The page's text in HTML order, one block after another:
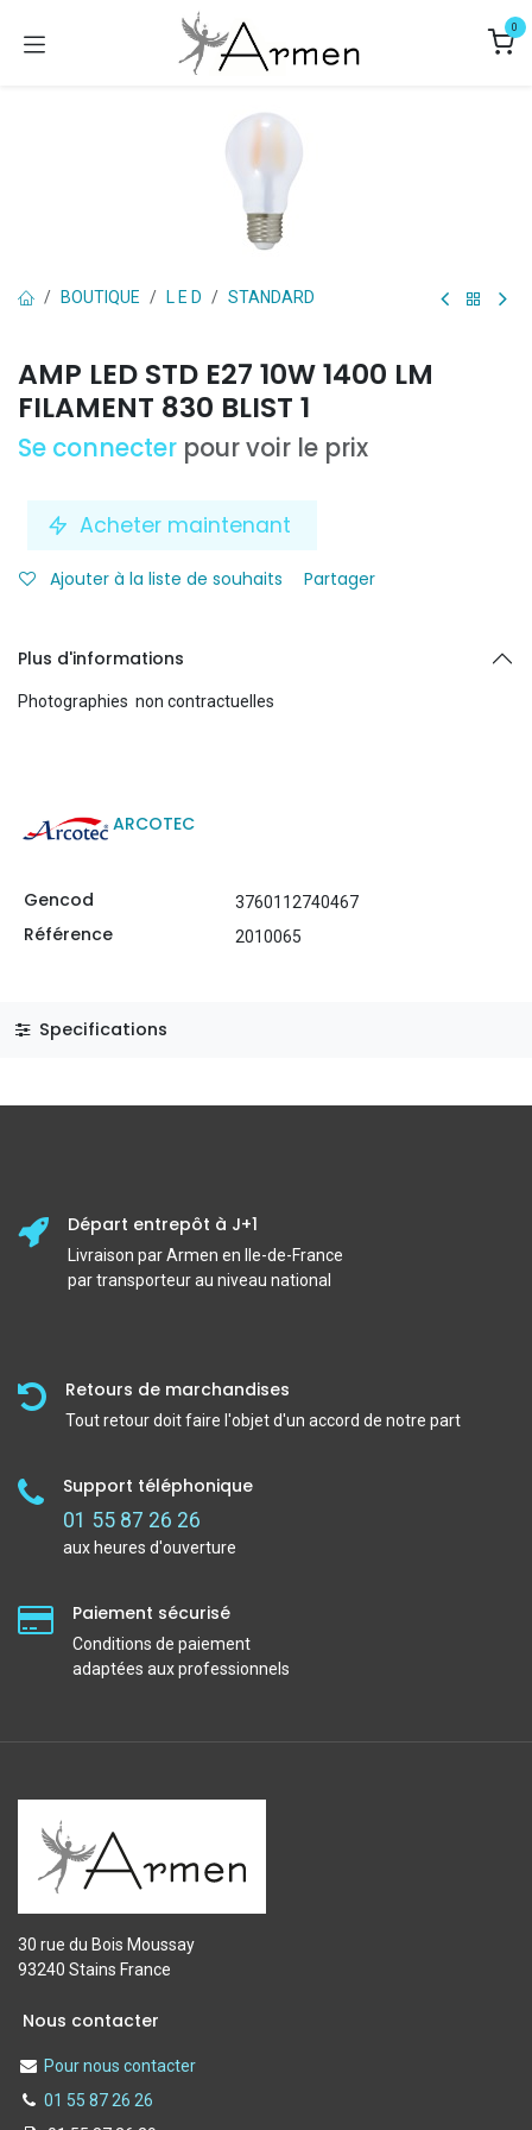
0
BOUTIQUE L E D STANDARD
AMP LED STD E27 10W 1400 LM
FILAMENT 830 BLIST 1
Se connecter pour voir le prix
Acheter maintenant
Ajouter à la liste de souhaits Partager
Plus d'informations
Photographies non contractuelles
ARCOTEC
Gencod 3760112740467
Référence 2010065
Specifications
Départ entrepôt à J+1
Livraison par Armen en Ile-de-France
par transporteur au niveau national
Retours de marchandises
Tout retour doit faire l'objet d'un accord de notre part
Support téléphonique
01 55 87 26 26
aux heures d'ouverture
Paiement sécurisé
Conditions de paiement
adaptées aux professionnels
30 rue du Bois Moussay
93240 Stains France
Nous contacter
Pour nous contacter
01 55 87 26 26